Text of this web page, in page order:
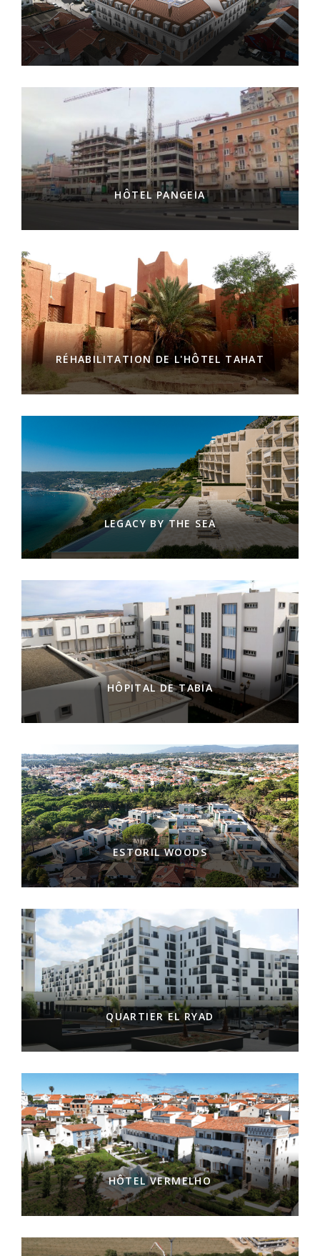
HÔTEL PANGEIA
RÉHABILITATION DE L'HÔTEL TAHAT
LEGACY BY THE SEA
HÔPITAL DE TABIA
ESTORIL WOODS
QUARTIER EL RYAD
HÔTEL VERMELHO